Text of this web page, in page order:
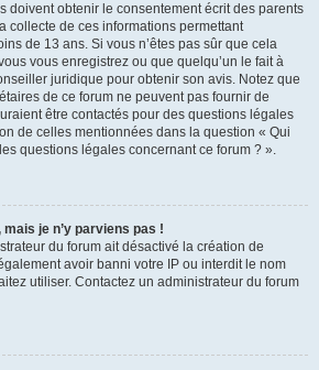
doivent obtenir le consentement écrit des parents
collecte de ces informations permettant
de 13 ans. Si vous n’êtes pas sûr que cela
vous enregistrez ou que quelqu’un le fait à
juridique pour obtenir son avis. Notez que
de ce forum ne peuvent pas fournir de
être contactés pour des questions légales
de celles mentionnées dans la question « Qui
questions légales concernant ce forum ? ».
je n’y parviens pas !
du forum ait désactivé la création de
avoir banni votre IP ou interdit le nom
utiliser. Contactez un administrateur du forum